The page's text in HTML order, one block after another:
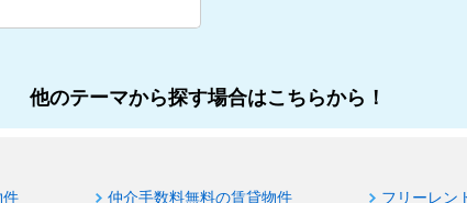
他のテーマから探す場合はこちらから！
件 仲介手数料無料の賃貸物件
フリーレン